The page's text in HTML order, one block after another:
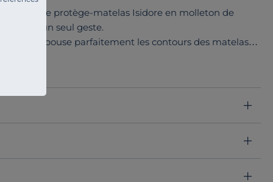
à notre protège-matelas Isidore en molleton de
en un seul geste.
cm, il épouse parfaitement les contours des matelas
reste silencieux, il ne fait aucun bruit sous vos draps